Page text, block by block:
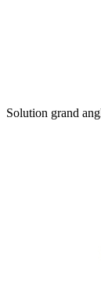
Solution grand